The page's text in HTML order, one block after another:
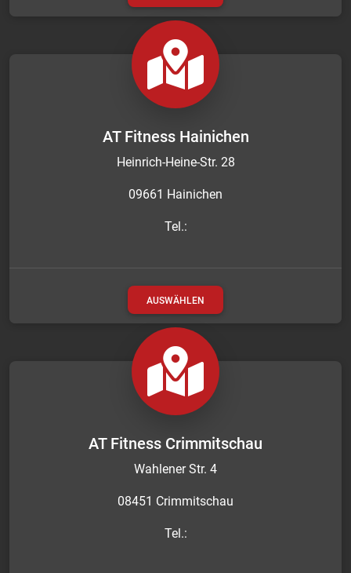
AT Fitness Hainichen
Heinrich-Heine-Str. 28
09661 Hainichen
Tel.:
AUSWÄHLEN
AT Fitness Crimmitschau
Wahlener Str. 4
08451 Crimmitschau
Tel.: